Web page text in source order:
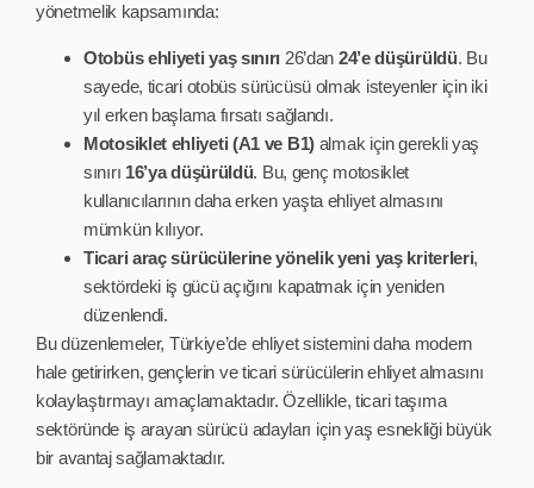
yönetmelik kapsamında:
Otobüs ehliyeti yaş sınırı 26’dan 24’e düşürüldü. Bu
sayede, ticari otobüs sürücüsü olmak isteyenler için iki
yıl erken başlama fırsatı sağlandı.
Motosiklet ehliyeti (A1 ve B1) almak için gerekli yaş
sınırı 16’ya düşürüldü. Bu, genç motosiklet
kullanıcılarının daha erken yaşta ehliyet almasını
mümkün kılıyor.
Ticari araç sürücülerine yönelik yeni yaş kriterleri,
sektördeki iş gücü açığını kapatmak için yeniden
düzenlendi.
Bu düzenlemeler, Türkiye’de ehliyet sistemini daha modern
hale getirirken, gençlerin ve ticari sürücülerin ehliyet almasını
kolaylaştırmayı amaçlamaktadır. Özellikle, ticari taşıma
sektöründe iş arayan sürücü adayları için yaş esnekliği büyük
bir avantaj sağlamaktadır.